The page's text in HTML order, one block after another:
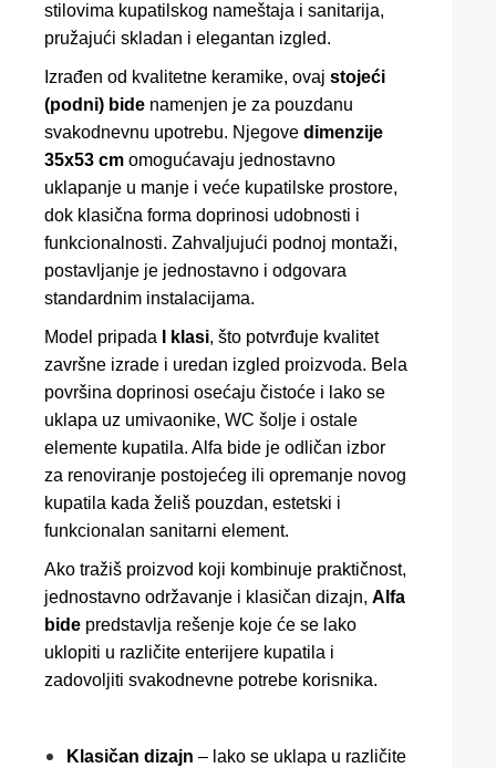
stilovima kupatilskog nameštaja i sanitarija,
pružajući skladan i elegantan izgled.
Izrađen od kvalitetne keramike, ovaj stojeći
(podni) bide namenjen je za pouzdanu
svakodnevnu upotrebu. Njegove dimenzije
35x53 cm omogućavaju jednostavno
uklapanje u manje i veće kupatilske prostore,
dok klasična forma doprinosi udobnosti i
funkcionalnosti. Zahvaljujući podnoj montaži,
postavljanje je jednostavno i odgovara
standardnim instalacijama.
Model pripada I klasi, što potvrđuje kvalitet
završne izrade i uredan izgled proizvoda. Bela
površina doprinosi osećaju čistoće i lako se
uklapa uz umivaonike, WC šolje i ostale
elemente kupatila. Alfa bide je odličan izbor
za renoviranje postojećeg ili opremanje novog
kupatila kada želiš pouzdan, estetski i
funkcionalan sanitarni element.
Ako tražiš proizvod koji kombinuje praktičnost,
jednostavno održavanje i klasičan dizajn, Alfa
bide predstavlja rešenje koje će se lako
uklopiti u različite enterijere kupatila i
zadovoljiti svakodnevne potrebe korisnika.
Klasičan dizajn – lako se uklapa u različite